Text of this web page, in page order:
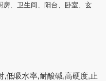
房、卫生间、阳台、卧室、玄
,低吸水率,耐酸碱,高硬度,止